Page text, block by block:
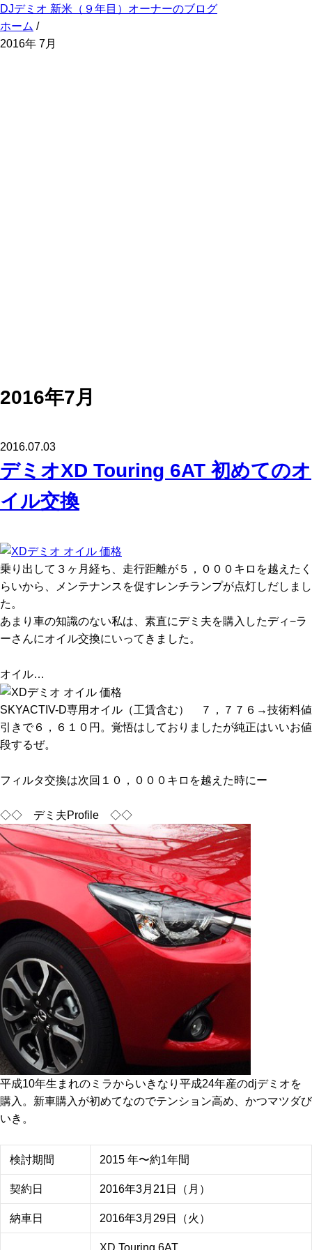
DJデミオ 新米（９年目）オーナーのブログ
ホーム /
2016年 7月
2016年7月
2016.07.03
デミオXD Touring 6AT 初めてのオ
イル交換
乗り出して３ヶ月経ち、走行距離が５，０００キロを越えたく
らいから、メンテナンスを促すレンチランプが点灯しだしまし
た。
あまり車の知識のない私は、素直にデミ夫を購入したディ−ラ
ーさんにオイル交換にいってきました。
オイル…
SKYACTIV-D専用オイル（工賃含む） ７，７７６→技術料値
引きで６，６１０円。覚悟はしておりましたが純正はいいお値
段するぜ。
フィルタ交換は次回１０，０００キロを越えた時にー
◇◇ デミ夫Profile ◇◇
平成10年生まれのミラからいきなり平成24年産のdjデミオを
購入。新車購入が初めてなのでテンション高め、かつマツダび
いき。
検討期間 2015 年〜約1年間
契約日 2016年3月21日（月）
納車日 2016年3月29日（火）